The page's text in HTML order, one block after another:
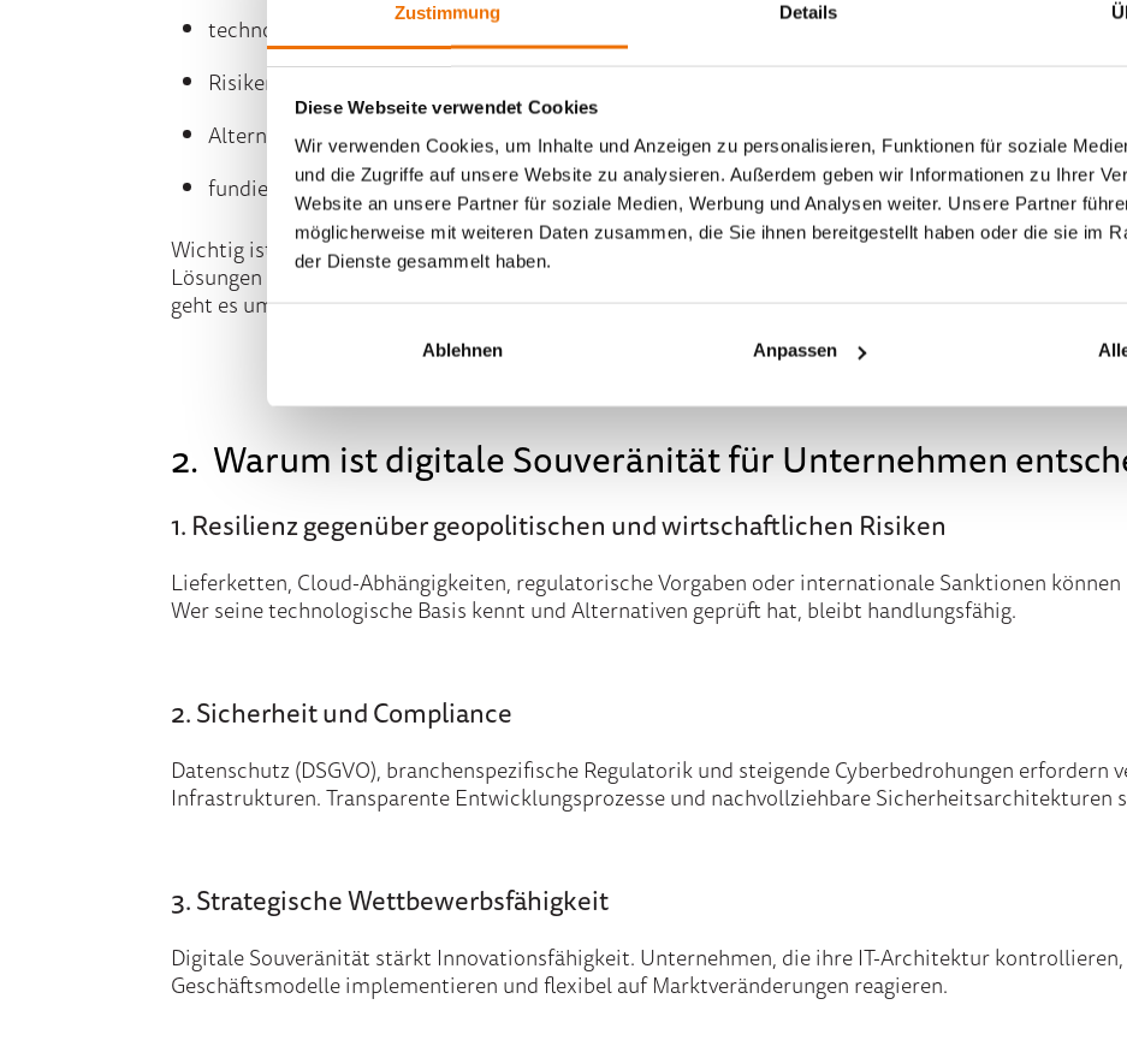
Zustimmung Details
Diese Webseite verwendet Cookies
Wir verwenden Cookies, um Inhalte und Anzeigen zu personalisieren, Funktionen für soziale
und die Zugriffe auf unsere Website zu analysieren. Außerdem geben wir Informationen zu Ihrer
Website an unsere Partner für soziale Medien, Werbung und Analysen weiter. Unsere Partner
möglicherweise mit weiteren Daten zusammen, die Sie ihnen bereitgestellt haben oder die sie im
der Dienste gesammelt haben.
Ablehnen Anpassen
technologische Abhängigkeiten transparent zu machen
Risiken realistisch einzuschätzen
Alternativen strategisch zu bewerten
fundierte, informierte Entscheidungen zu treffen
Wichtig ist die Abgrenzung zur Autarkie: Digitale Souveränität bedeutetnicht, alles selbst zu
Lösungen zu nutzen. Vollständige technologische Unabhängigkeit ist in globalen
geht es umKontrollfähigkeit, Wahlfreiheit und Risikominimierung.
2. Warum ist digitale Souveränität für Unternehmen
1. Resilienz gegenüber geopolitischen und wirtschaftlichen Risiken
Lieferketten, Cloud-Abhängigkeiten, regulatorische Vorgaben oder internationale Sanktionen können
Wer seine technologische Basis kennt und Alternativen geprüft hat, bleibt handlungsfähig.
2. Sicherheit und Compliance
Datenschutz (DSGVO), branchenspezifische Regulatorik und steigende Cyberbedrohungen erfordern
Infrastrukturen. Transparente Entwicklungsprozesse und nachvollziehbare Sicherheitsarchitekturen
3. Strategische Wettbewerbsfähigkeit
Digitale Souveränität stärkt Innovationsfähigkeit. Unternehmen, die ihre IT-Architektur
Geschäftsmodelle implementieren und flexibel auf Marktveränderungen reagieren.